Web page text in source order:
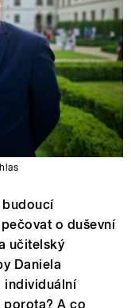
budoucí
o duševní
učitelský
Daniela
individuální
porota? A co